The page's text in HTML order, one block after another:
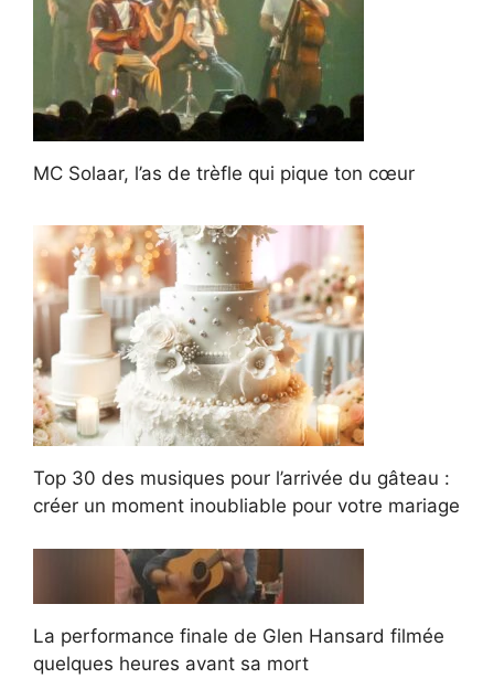
MC Solaar, l’as de trèfle qui pique ton cœur
Top 30 des musiques pour l’arrivée du gâteau :
créer un moment inoubliable pour votre mariage
La performance finale de Glen Hansard filmée
quelques heures avant sa mort